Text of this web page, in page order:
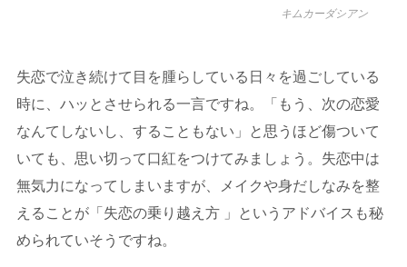
キムカーダシアン
失恋で泣き続けて目を腫らしている日々を過ごしている
時に、ハッとさせられる一言ですね。「もう、次の恋愛
なんてしないし、することもない」と思うほど傷ついて
いても、思い切って口紅をつけてみましょう。失恋中は
無気力になってしまいますが、メイクや身だしなみを整
えることが「失恋の乗り越え方 」というアドバイスも秘
められていそうですね。